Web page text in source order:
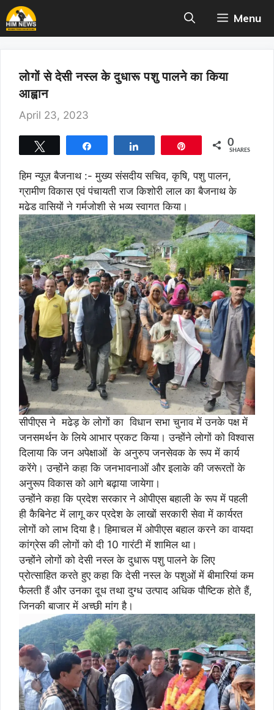
Skip
to
content
Menu
लोगों से देसी नस्ल के दुधारू पशु पालने का किया
आह्वान
April 23, 2023
0
SHARES
हिम न्यूज़ बैजनाथ :- मुख्य संसदीय सचिव, कृषि, पशु पालन,
ग्रामीण विकास एवं पंचायती राज किशोरी लाल का बैजनाथ के
मढेड वासियों ने गर्मजोशी से भव्य स्वागत किया।
सीपीएस ने मढेड़ के लोगों का विधान सभा चुनाव में उनके पक्ष में
जनसमर्थन के लिये आभार प्रकट किया। उन्होंने लोगों को विश्वास
दिलाया कि जन अपेक्षाओं के अनुरुप जनसेवक के रूप में कार्य
करेंगे। उन्होंने कहा कि जनभावनाओं और इलाके की जरूरतों के
अनुरूप विकास को आगे बढ़ाया जायेगा।
उन्होंने कहा कि प्रदेश सरकार ने ओपीएस बहाली के रूप में पहली
ही कैबिनेट में लागू कर प्रदेश के लाखों सरकारी सेवा में कार्यरत
लोगों को लाभ दिया है। हिमाचल में ओपीएस बहाल करने का वायदा
कांग्रेस की लोगों को दी 10 गारंटी में शामिल था।
उन्होंने लोगों को देसी नस्ल के दुधारू पशु पालने के लिए
प्रोत्साहित करते हुए कहा कि देसी नस्ल के पशुओं में बीमारियां कम
फैलती हैं और उनका दूध तथा दुग्ध उत्पाद अधिक पौष्टिक होते हैं,
जिनकी बाजार में अच्छी मांग है।